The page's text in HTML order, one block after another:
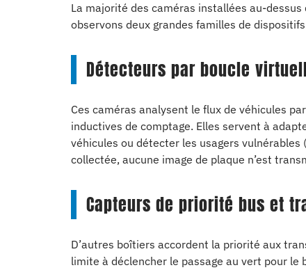
La majorité des caméras installées au-dessus
observons deux grandes familles de
Détecteurs par boucle
Ces caméras analysent le flux de véhicules
inductives de comptage. Elles servent à
véhicules ou détecter les usagers vulnérables
collectée, aucune image de plaque n’est
Capteurs de priorité bus et
D’autres boîtiers accordent la priorité aux
limite à déclencher le passage au vert pour